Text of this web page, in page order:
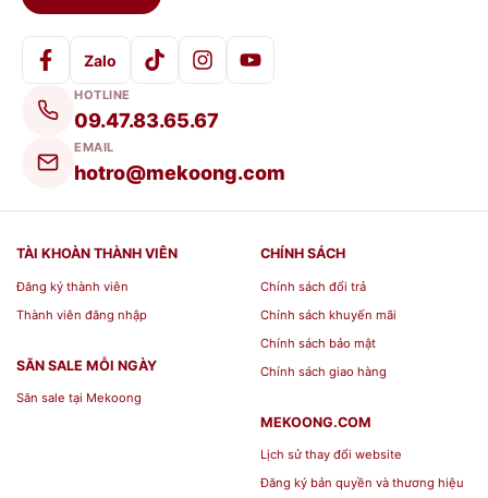
Zalo
HOTLINE
09.47.83.65.67
EMAIL
hotro@mekoong.com
TÀI KHOÀN THÀNH VIÊN
Đăng ký thành viên
Thành viên đăng nhập
SĂN SALE MỖI NGÀY
Săn sale tại Mekoong
CHÍNH SÁCH
Chính sách đổi trả
Chính sách khuyến mãi
Chính sách bảo mật
Chính sách giao hàng
MEKOONG.COM
Lịch sử thay đổi website
Đăng ký bản quyền và thương hiệu